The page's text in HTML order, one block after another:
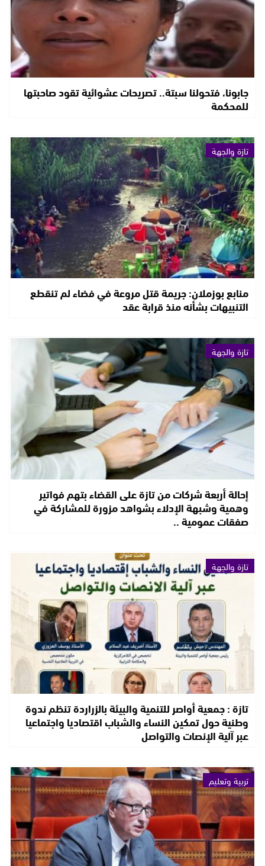
جابونا، فتحولنا سبتة.. تصريحات عشوائية تقود صاحبتها
للمحكمة
تازة والجهة
منابع بوزملان: جريمة قتل مروعة في فضاء لم تنقطع
التنبيهات بشأنه منذ قرابة عقد
تازة والجهة
إحالة أربعة شركات من تازة على القضاء بتهم فواتير
وهمية وشبهة الإدلاء بشواهد مزورة للمشاركة في
صفقات عمومية ..
تازة والجهة
تازة : جمعية أواصر للتنمية والبيئة بالزراردة تنظم ندوة
وطنية حول تمكين النساء والشباب اقتصاديا واجتماعيا
عبر آلية الإنصات والتواصل
تربية وتعليم